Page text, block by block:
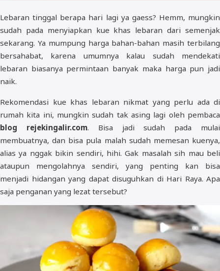
Lebaran tinggal berapa hari lagi ya gaess? Hemm, mungkin
sudah pada menyiapkan kue khas lebaran dari semenjak
sekarang. Ya mumpung harga bahan-bahan masih terbilang
bersahabat, karena umumnya kalau sudah mendekati
lebaran biasanya permintaan banyak maka harga pun jadi
naik.
Rekomendasi kue khas lebaran nikmat yang perlu ada di
rumah kita ini, mungkin sudah tak asing lagi oleh pembaca
blog rejekingalir.com. Bisa jadi sudah pada mulai
membuatnya, dan bisa pula malah sudah memesan kuenya,
alias ya nggak bikin sendiri, hihi. Gak masalah sih mau beli
ataupun mengolahnya sendiri, yang penting kan bisa
menjadi hidangan yang dapat disuguhkan di Hari Raya. Apa
saja penganan yang lezat tersebut?